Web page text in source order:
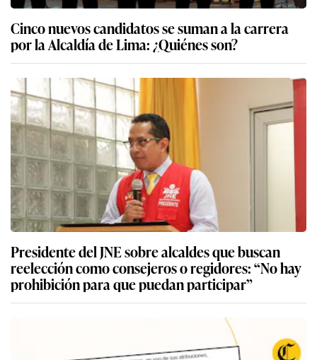
Cinco nuevos candidatos se suman a la carrera
por la Alcaldía de Lima: ¿Quiénes son?
Presidente del JNE sobre alcaldes que buscan
reelección como consejeros o regidores: “No hay
prohibición para que puedan participar”